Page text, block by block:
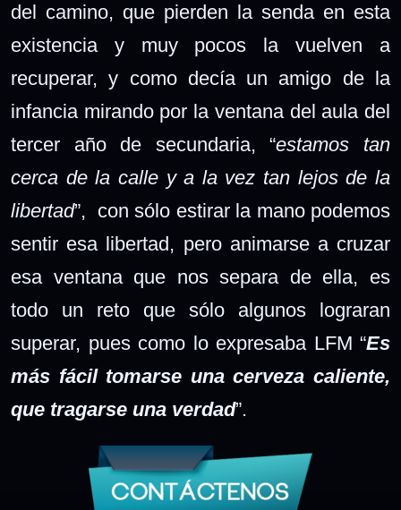
del camino, que pierden la senda en esta
existencia y muy pocos la vuelven a
recuperar, y como decía un amigo de la
infancia mirando por la ventana del aula del
tercer año de secundaria, “estamos tan
cerca de la calle y a la vez tan lejos de la
libertad”, con sólo estirar la mano podemos
sentir esa libertad, pero animarse a cruzar
esa ventana que nos separa de ella, es
todo un reto que sólo algunos lograran
superar, pues como lo expresaba LFM “Es
más fácil tomarse una cerveza caliente,
que tragarse una verdad”.